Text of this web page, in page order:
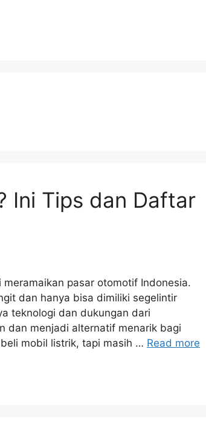
Ini Tips dan Daftar
pasar otomotif Indonesia.
dan hanya bisa dimiliki segelintir
teknologi dan dukungan dari
dan menjadi alternatif menarik bagi
mobil listrik, tapi masih … Read more